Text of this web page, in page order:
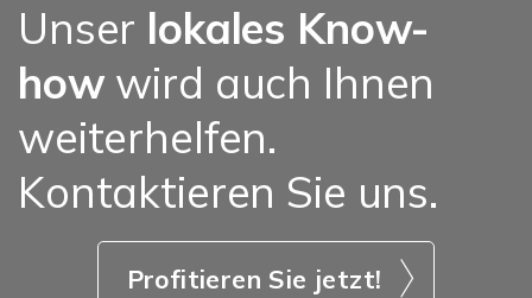
Unser lokales Know-
howwird auch Ihnen
weiterhelfen.
Kontaktieren Sie uns.
Profitieren Sie jetzt!